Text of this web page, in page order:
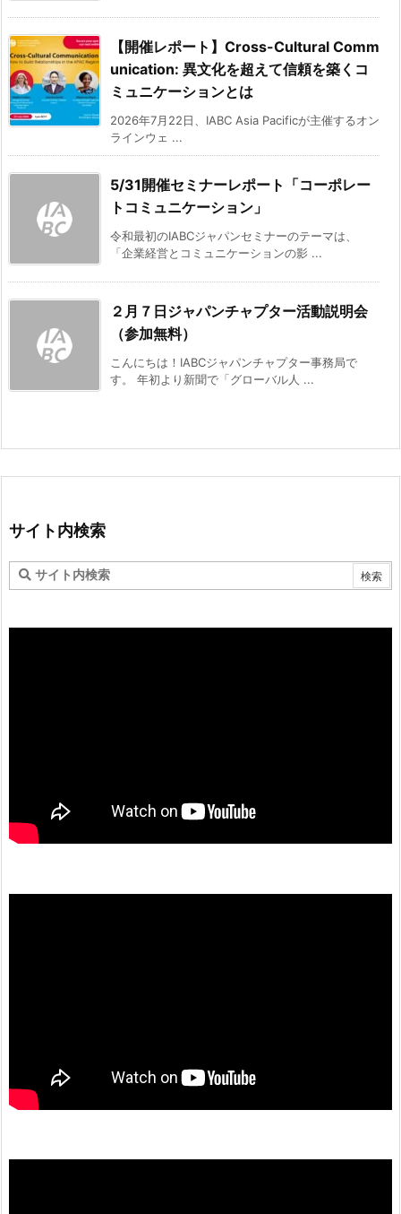
【開催レポート】Cross-Cultural Comm
unication: 異文化を超えて信頼を築くコ
ミュニケーションとは
2026年7月22日、IABC Asia Pacificが主催するオン
ラインウェ ...
5/31開催セミナーレポート「コーポレー
トコミュニケーション」
令和最初のIABCジャパンセミナーのテーマは、
「企業経営とコミュニケーションの影 ...
２月７日ジャパンチャプター活動説明会
（参加無料）
こんにちは！IABCジャパンチャプター事務局で
す。 年初より新聞で「グローバル人 ...
サイト内検索